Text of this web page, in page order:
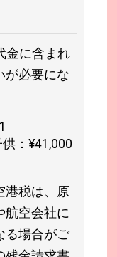
金に含まれ
が必要にな
：¥41,000
港税は、原
航空会社に
る場合がご